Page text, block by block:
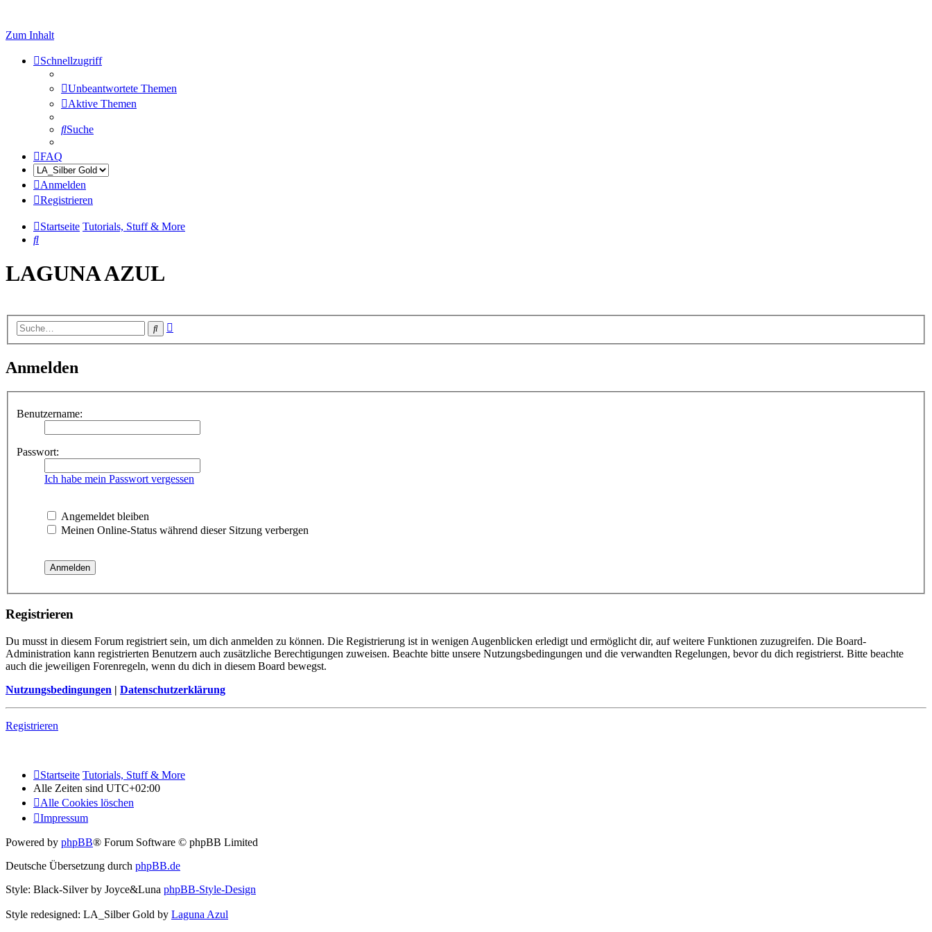
Zum Inhalt
Schnellzugriff
Unbeantwortete Themen
Aktive Themen
Suche
FAQ
Anmelden
Registrieren
Startseite Tutorials, Stuff & More
Suche
LAGUNA AZUL
Suche
Anmelden
Benutzername:
Passwort:
Ich habe mein Passwort vergessen
Angemeldet bleiben
Meinen Online-Status während dieser Sitzung verbergen
Registrieren
Du musst in diesem Forum registriert sein, um dich anmelden zu können. Die Registrierung ist in wenigen Augenblicken erledigt und ermöglicht dir, auf weitere Funktionen zuzugreifen. Die Board-
Administration kann registrierten Benutzern auch zusätzliche Berechtigungen zuweisen. Beachte bitte unsere Nutzungsbedingungen und die verwandten Regelungen, bevor du dich registrierst. Bitte beachte
auch die jeweiligen Forenregeln, wenn du dich in diesem Board bewegst.
Nutzungsbedingungen | Datenschutzerklärung
Registrieren
Startseite Tutorials, Stuff & More
Alle Zeiten sind UTC+02:00
Alle Cookies löschen
Impressum
Powered by phpBB® Forum Software © phpBB Limited
Deutsche Übersetzung durch phpBB.de
Style: Black-Silver by Joyce&Luna phpBB-Style-Design
Style redesigned: LA_Silber Gold by Laguna Azul